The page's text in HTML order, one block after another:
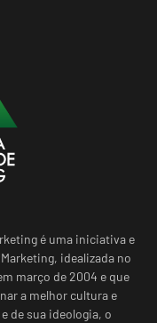
é uma iniciativa e
idealizada no
março de 2004 e que
a melhor cultura e
de sua ideologia, o